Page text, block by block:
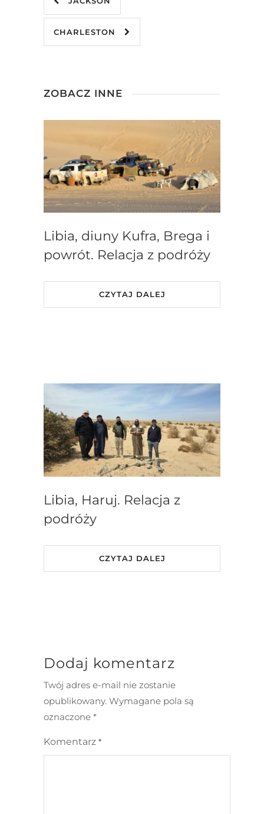
CHARLESTON
ZOBACZ INNE
Libia, diuny Kufra, Brega i
powrót. Relacja z podróży
CZYTAJ DALEJ
Libia, Haruj. Relacja z
podróży
CZYTAJ DALEJ
Dodaj komentarz
Twój adres e-mail nie zostanie
opublikowany. Wymagane pola są
oznaczone *
Komentarz *